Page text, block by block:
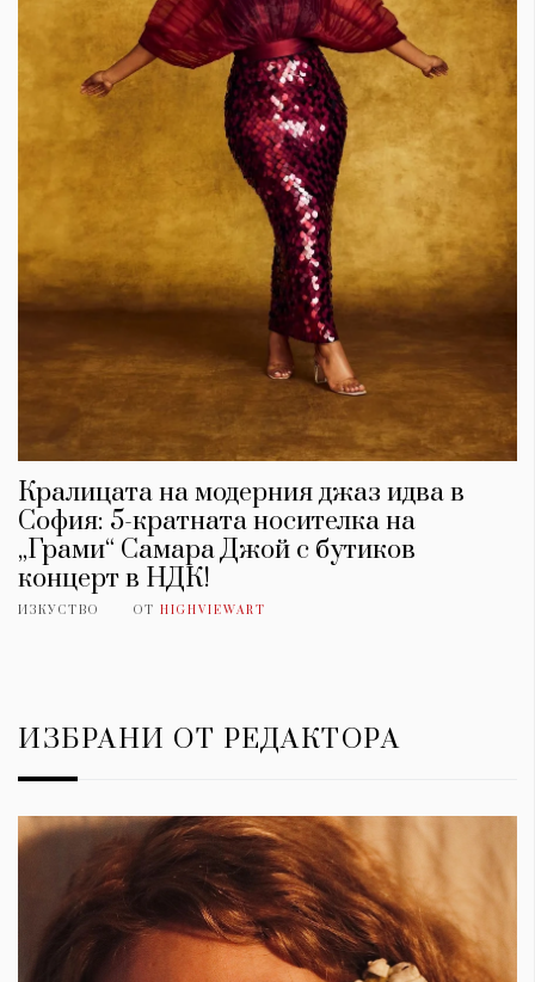
Кралицата на модерния джаз идва в
София: 5-кратната носителка на
„Грами“ Самара Джой с бутиков
концерт в НДК!
ИЗКУСТВО ОТ HIGHVIEWART
ИЗБРАНИ ОТ РЕДАКТОРА